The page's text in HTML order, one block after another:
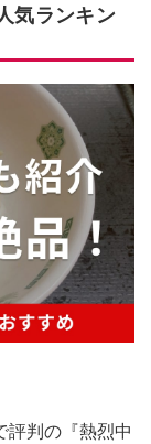
気ランキン
評判の『熱烈中